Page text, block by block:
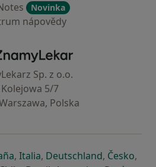
Novinka
nápovědy
ZnamyLekar - Hlavní stránka
Sp. z o.o.
5/7
Polska
záložce
v nové záložce
se otevře v nové záložce
, Italiase otevře v nové záložce
, Deutschlandse otevře v
, Českose
,